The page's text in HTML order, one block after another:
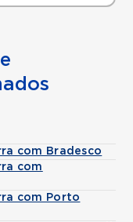
com Bradesco
com
com Porto